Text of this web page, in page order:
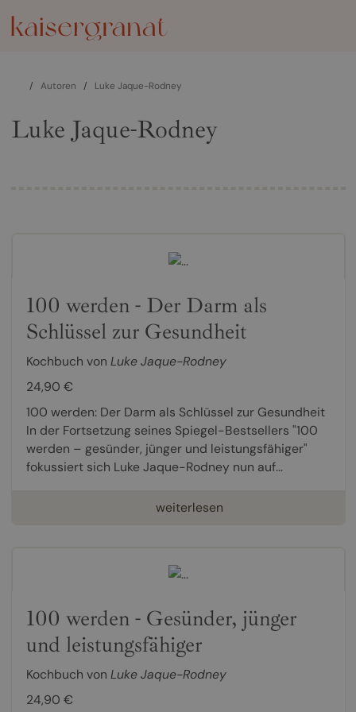
/ Autoren / Luke Jaque-Rodney
Luke Jaque-Rodney
100 werden - Der Darm als
Schlüssel zur Gesundheit
Kochbuch von Luke Jaque-Rodney
24,90 €
100 werden: Der Darm als Schlüssel zur Gesundheit
In der Fortsetzung seines Spiegel-Bestsellers "100
werden – gesünder, jünger und leistungsfähiger"
fokussiert sich Luke Jaque-Rodney nun auf...
weiterlesen
100 werden - Gesünder, jünger
und leistungsfähiger
Kochbuch von Luke Jaque-Rodney
24,90 €